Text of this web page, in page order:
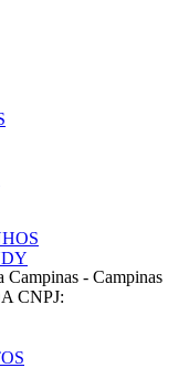
Campinas - Campinas
CNPJ: